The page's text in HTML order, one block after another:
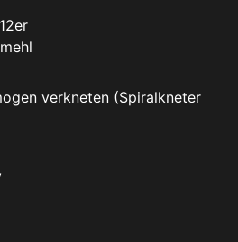
verkneten (Spiralkneter